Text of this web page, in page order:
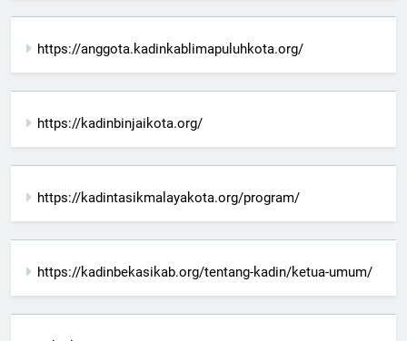
https://anggota.kadinkablimapuluhkota.org/
https://kadinbinjaikota.org/
https://kadintasikmalayakota.org/program/
https://kadinbekasikab.org/tentang-kadin/ketua-umum/